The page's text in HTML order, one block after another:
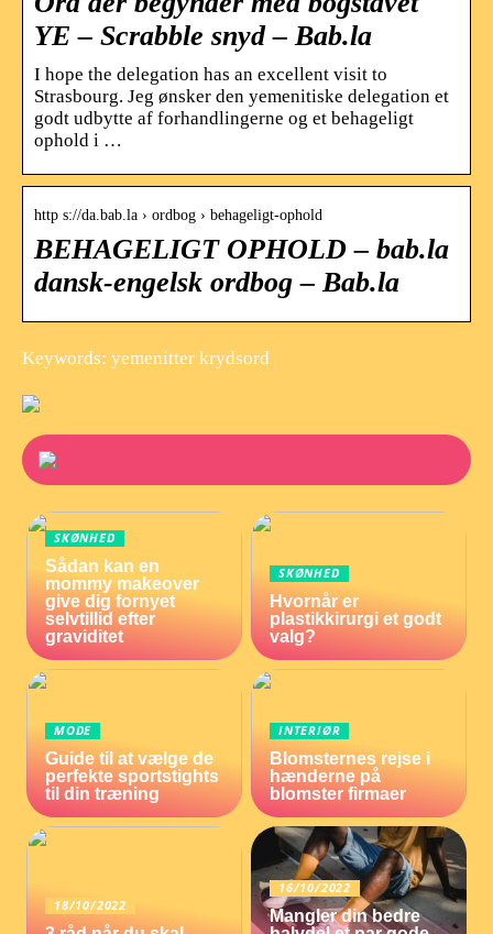
YE – Scrabble snyd – Bab.la
I hope the delegation has an excellent visit to
Strasbourg. Jeg ønsker den yemenitiske delegation et
godt udbytte af forhandlingerne og et behageligt
ophold i …
http s://da.bab.la › ordbog › behageligt-ophold
BEHAGELIGT OPHOLD – bab.la
dansk-engelsk ordbog – Bab.la
Keywords: yemenitter krydsord
SKØNHED
Sådan kan en
mommy makeover
give dig fornyet
selvtillid efter
graviditet
SKØNHED
Hvornår er
plastikkirurgi et godt
valg?
MODE
Guide til at vælge de
perfekte sportstights
til din træning
INTERIØR
Blomsternes rejse i
hænderne på
blomster firmaer
18/10/2022
16/10/2022
Mangler din bedre